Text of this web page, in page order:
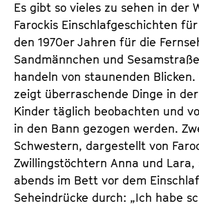
l
m
i
n
s
t
i
t
u
t
e
.
Es gibt so vieles zu sehen in der
Farockis Einschlafgeschichten
den 1970er Jahren für die
Sandmännchen und
handeln von staunenden Blicken.
zeigt überraschende Dinge in
Kinder täglich beobachten und
in den Bann gezogen werden.
Schwestern, dargestellt von
Zwillingstöchtern Anna und Lara,
abends im Bett vor dem
Seheindrücke durch: „Ich habe